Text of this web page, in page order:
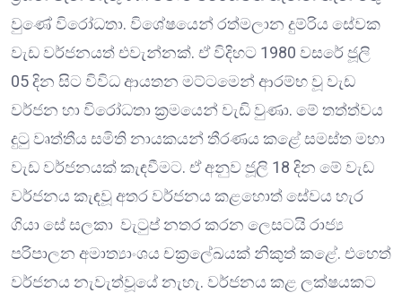
වුණේ විරෝධතා. විශේෂයෙන් රත්මලාන දුම්රිය සේවක
වැඩ වර්ජනයත් එවැන්නක්. ඒ විදිහට 1980 වසරේ ජූලි
05 දින සිට විවිධ ආයතන මට්ටමෙන් ආරම්භ වූ වැඩ
වර්ජන හා විරෝධතා ක්‍රමයෙන් වැඩි වුණා. මේ තත්ත්වය
දුටු වෘත්තීය සමිති නායකයන් තීරණය කළේ සමස්ත මහා
වැඩ වර්ජනයක් කැඳවීමට. ඒ අනුව ජූලි 18 දින මේ වැඩ
වර්ජනය කැඳවූ අතර වර්ජනය කළහොත් සේවය හැර
ගියා සේ සලකා වැටුප් නතර කරන ලෙසටයි රාජ්‍ය
පරිපාලන අමාත්‍යාංශය චක්‍රලේඛයක් නිකුත් කළේ. එහෙත්
වර්ජනය නැවැත්වූයේ නැහැ. වර්ජනය කළ ලක්ෂයකට